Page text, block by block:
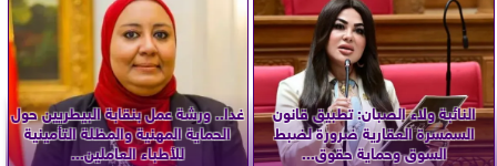
النائبة ولاء الصبان: تطبيق قانون
السمسرة العقارية ضرورة لضبط
السوق وحماية حقوق...
غدا.. ورشة عمل بنقابة البيطريين حول
الحماية المهنية والمظلة التأمينية
للأطباء العاملين...